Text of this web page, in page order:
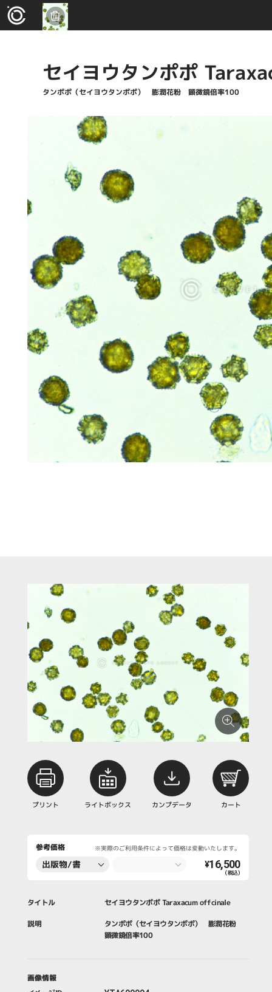
セイヨウタンポポ
タンポポ（セイヨウタンポポ） 膨潤花粉 顕微鏡倍率100
プリント ライトボックス カンプデータ カート
参考価格 ※実際のご利用条件によって価格は変動いたします。
出版物/書
¥16,500
（税込）
タイトル セイヨウタンポポ Taraxacum offcinale
説明
タンポポ（セイヨウタンポポ） 膨潤花粉
顕微鏡倍率100
画像情報